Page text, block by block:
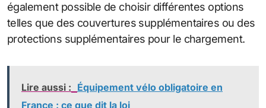
également possible de choisir différentes options
telles que des couvertures supplémentaires ou des
protections supplémentaires pour le chargement.
Lire aussi : Équipement vélo obligatoire en
France : ce que dit la loi